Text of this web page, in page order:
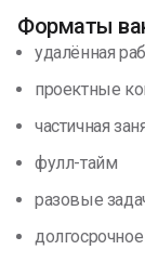
Форматы
удалённая
проектные
частичная
фулл-тайм
разовые